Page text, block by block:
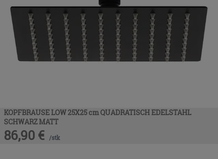
KOPFBRAUSE LOW 25X25 cm QUADRATISCH EDELSTAHL
SCHWARZ MATT
86,90 € /stk